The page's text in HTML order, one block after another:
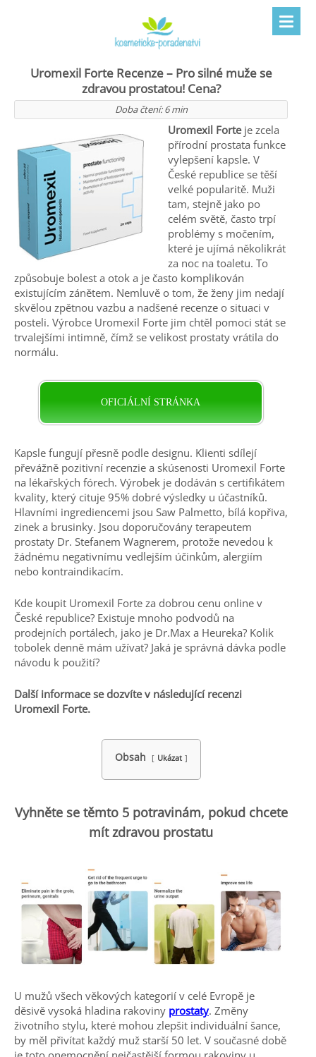
Uromexil Forte Recenze – Pro silné muže se
zdravou prostatou! Cena?
Doba čtení:6 min
Uromexil Forteje zcela
přírodní prostata funkce
vylepšení kapsle. V
České republice se těší
velké popularitě. Muži
tam, stejně jako po
celém světě, často trpí
problémy s močením,
které je ujímá několikrát
za noc na toaletu. To
způsobuje bolest a otok a je často komplikován
existujícím zánětem. Nemluvě o tom, že ženy jim nedají
skvělou zpětnou vazbu a nadšené recenze o situaci v
posteli. Výrobce Uromexil Forte jim chtěl pomoci stát se
trvalejšími intimně, čímž se velikost prostaty vrátila do
normálu.
OFICIÁLNÍ STRÁNKA
Kapsle fungují přesně podle designu. Klienti sdílejí
převážně pozitivní recenzie a skúsenosti Uromexil Forte
na lékařských fórech. Výrobek je dodáván s certifikátem
kvality, který cituje 95% dobré výsledky u účastníků.
Hlavními ingrediencemi jsou Saw Palmetto, bílá kopřiva,
zinek a brusinky. Jsou doporučovány terapeutem
prostaty Dr. Stefanem Wagnerem, protože nevedou k
žádnému negativnímu vedlejším účinkům, alergiím
nebo kontraindikacím.
Kde koupit Uromexil Forte za dobrou cenu online v
České republice? Existuje mnoho podvodů na
prodejních portálech, jako je Dr.Max a Heureka? Kolik
tobolek denně mám užívat? Jaká je správná dávka podle
návodu k použití?
Další informace se dozvíte v následující recenzi
Uromexil Forte.
Obsah Ukázat
Vyhněte se těmto 5 potravinám, pokud chcete
mít zdravou prostatu
U mužů všech věkových kategorií v celé Evropě je
děsivě vysoká hladina rakoviny prostaty. Změny
životního stylu, které mohou zlepšit individuální šance,
by měl přivítat každý muž starší 50 let. V současné době